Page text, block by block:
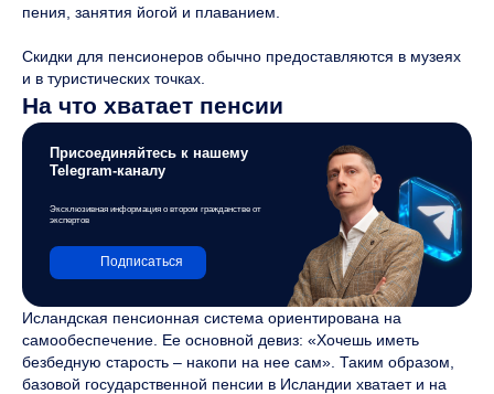
пения, занятия йогой и плаванием.
Скидки для пенсионеров обычно предоставляются в музеях
и в туристических точках.
На что хватает пенсии
Присоединяйтесь к нашему
Telegram-каналу
Эксклюзивная информация о втором гражданстве от
экспертов
Подписаться
Исландская пенсионная система ориентирована на
самообеспечение. Ее основной девиз: «Хочешь иметь
безбедную старость – накопи на нее сам». Таким образом,
базовой государственной пенсии в Исландии хватает и на